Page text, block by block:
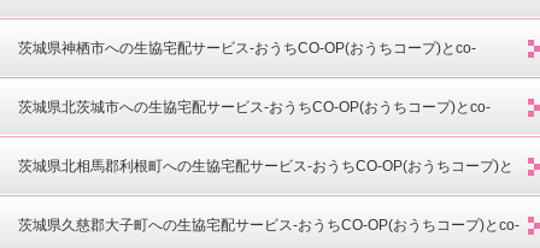
co-opdeli(コープデリ)-
茨城県神栖市への生協宅配サービス-おうちCO-OP(おうちコープ)とco-
opdeli(コープデリ)-
茨城県北茨城市への生協宅配サービス-おうちCO-OP(おうちコープ)とco-
opdeli(コープデリ)-
茨城県北相馬郡利根町への生協宅配サービス-おうちCO-OP(おうちコープ)と
co-opdeli(コープデリ)-
茨城県久慈郡大子町への生協宅配サービス-おうちCO-OP(おうちコープ)とco-